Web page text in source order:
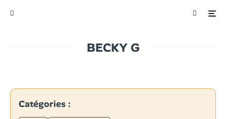
BECKY G
Catégories :